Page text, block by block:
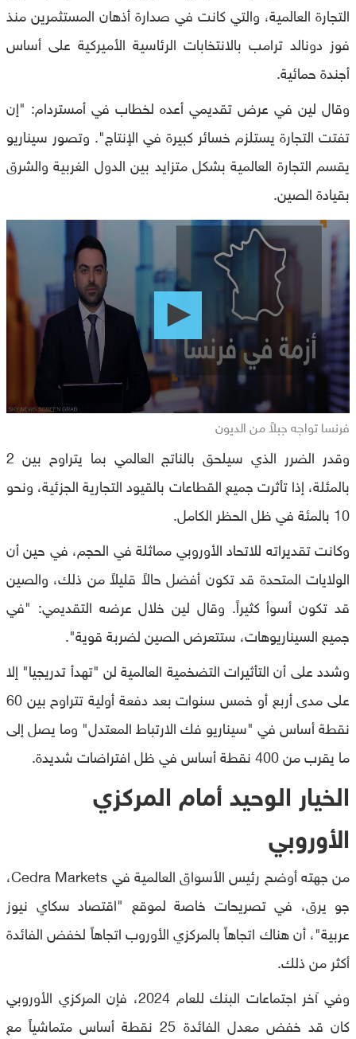
التجارة العالمية، والتي كانت في صدارة أذهان المستثمرين منذ
فوز دونالد ترامب بالانتخابات الرئاسية الأميركية على أساس
أجندة حمائية.
وقال لين في عرض تقديمي أعده لخطاب في أمستردام: "إن
تفتت التجارة يستلزم خسائر كبيرة في الإنتاج". وتصور سيناريو
يقسم التجارة العالمية بشكل متزايد بين الدول الغربية والشرق
بقيادة الصين.
0
seconds
seconds
فرنسا تواجه جبلاً من الديون
وقدر الضرر الذي سيلحق بالناتج العالمي بما يتراوح بين 2
بالمئلة، إذا تأثرت جميع القطاعات بالقيود التجارية الجزئية، ونحو
10 بالمئة في ظل الحظر الكامل.
وكانت تقديراته للاتحاد الأوروبي مماثلة في الحجم، في حين أن
الولايات المتحدة قد تكون أفضل حالاً قليلاً من ذلك، والصين
قد تكون أسوأ كثيراً. وقال لين خلال عرضه التقديمي: "في
جميع السيناريوهات، ستتعرض الصين لضربة قوية".
وشدد على أن التأثيرات التضخمية العالمية لن "تهدأ تدريجيا" إلا
على مدى أربع أو خمس سنوات بعد دفعة أولية تتراوح بين 60
نقطة أساس في "سيناريو فك الارتباط المعتدل" وما يصل إلى
ما يقرب من 400 نقطة أساس في ظل افتراضات شديدة.
الخيار الوحيد أمام المركزي
الأوروبي
من جهته أوضح رئيس الأسواق العالمية في Cedra Markets،
جو يرق، في تصريحات خاصة لموقع "اقتصاد سكاي نيوز
عربية"، أن هناك اتجاهاً بالمركزي الأوروب اتجاهاً لخفض الفائدة
أكثر من ذلك.
وفي آخر اجتماعات البنك للعام 2024، فإن المركزي الأوروبي
كان قد خفض معدل الفائدة 25 نقطة أساس متماشياً مع